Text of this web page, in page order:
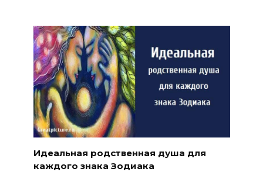
Идеальная родственная душа для
каждого знака Зодиака